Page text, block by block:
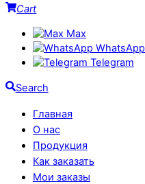
Cart
Max
WhatsApp
Telegram
Search
Главная
О нас
Продукция
Как заказать
Мои заказы